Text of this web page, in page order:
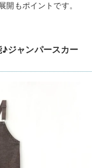
開もポイントです。
ジャンパースカー